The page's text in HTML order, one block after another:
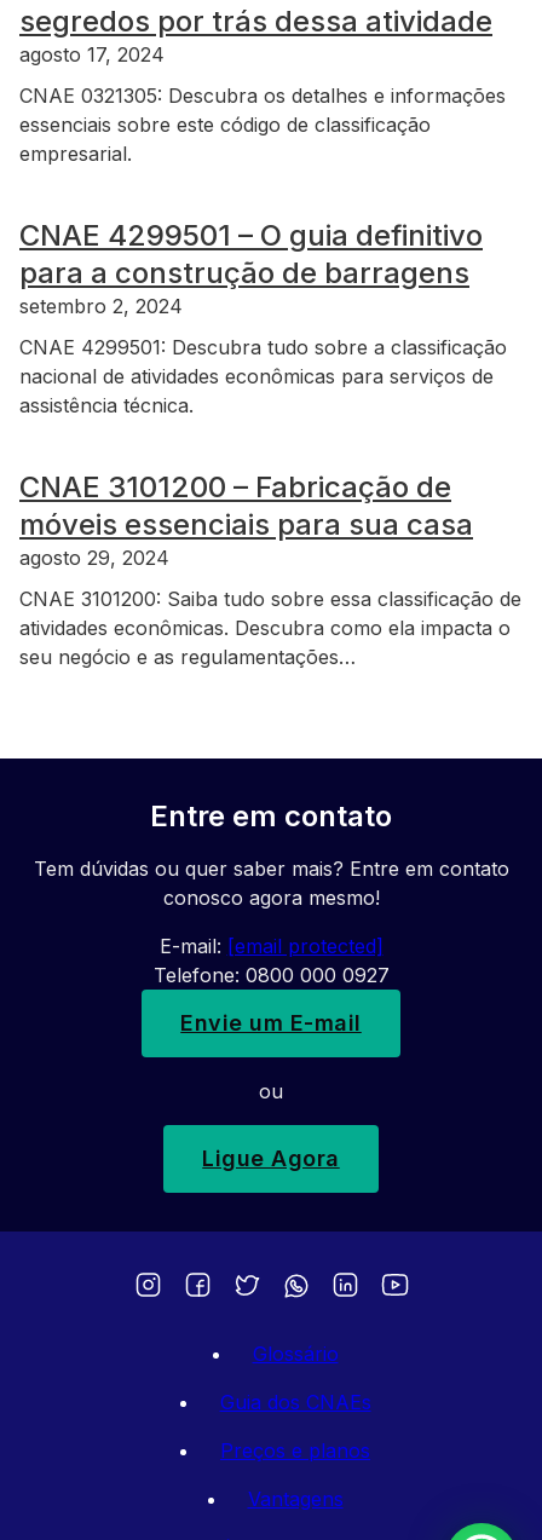
segredos por trás dessa atividade
agosto 17, 2024
CNAE 0321305: Descubra os detalhes e informações
essenciais sobre este código de classificação
empresarial.
CNAE 4299501 – O guia definitivo
para a construção de barragens
setembro 2, 2024
CNAE 4299501: Descubra tudo sobre a classificação
nacional de atividades econômicas para serviços de
assistência técnica.
CNAE 3101200 – Fabricação de
móveis essenciais para sua casa
agosto 29, 2024
CNAE 3101200: Saiba tudo sobre essa classificação de
atividades econômicas. Descubra como ela impacta o
seu negócio e as regulamentações…
Entre em contato
Tem dúvidas ou quer saber mais? Entre em contato
conosco agora mesmo!
E-mail: [email protected]
Telefone: 0800 000 0927
Envie um E-mail
ou
Ligue Agora
Glossário
Guia dos CNAEs
Preços e planos
Vantagens